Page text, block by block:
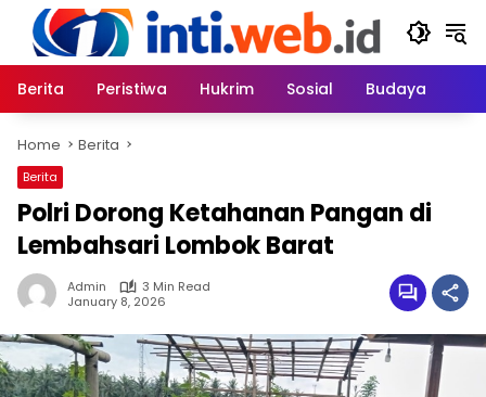
content
Berita
Peristiwa Hukrim Sosial Budaya
Home Berita
Berita
Polri Dorong Ketahanan Pangan di
Lembahsari Lombok Barat
Admin
3 Min Read
January 8, 2026